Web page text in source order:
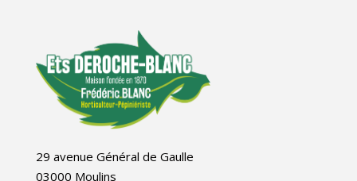
29 avenue Général de Gaulle
03000 Moulins